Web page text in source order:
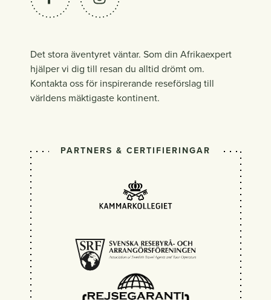
Det stora äventyret väntar. Som din Afrikaexpert
hjälper vi dig till resan du alltid drömt om.
Kontakta oss för inspirerande reseförslag till
världens mäktigaste kontinent.
PARTNERS & CERTIFIERINGAR